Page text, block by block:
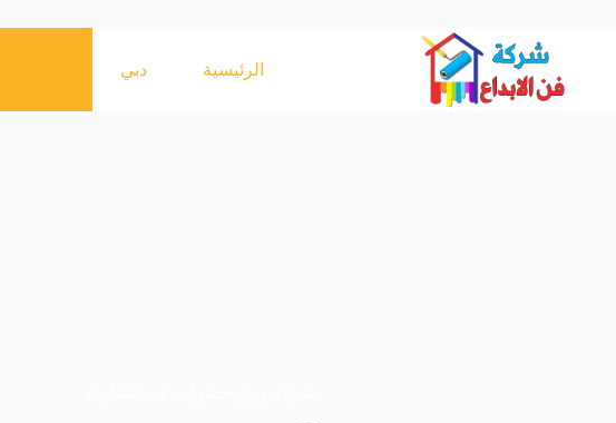
الرئيسية
دبي